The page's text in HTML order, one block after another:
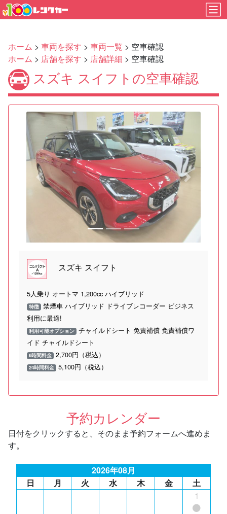
ホーム > 車両を探す > 車両一覧 > 空車確認
ホーム > 店舗を探す > 店舗詳細 > 空車確認
スズキ スイフトの空車確認
Previous Next
スズキ スイフト
5人乗り オートマ 1,200cc ハイブリッド
特徴 禁煙車 ハイブリッド ドライブレコーダー ビジネス
利用に最適!
利用可能オプション チャイルドシート 免責補償 免責補償ワ
イド チャイルドシート
6時間料金 2,700円（税込）
24時間料金 5,100円（税込）
予約カレンダー
日付をクリックすると、そのまま予約フォームへ進めま
す。
2026年08月
日
月 火 水 木 金
土
1